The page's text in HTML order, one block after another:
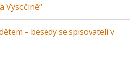
Vysočině“
– besedy se spisovateli v